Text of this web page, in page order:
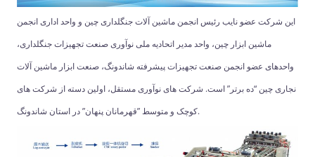
این شرکت عضو نایب رئیس انجمن ماشین آلات جنگلداری چین و واحد اداری انجمن
ماشین ابزار چین، واحد مدیر اتحادیه ملی نوآوری صنعت تجهیزات جنگلداری،
واحدهای عضو انجمن صنعت تجهیزات پیشرفته شاندونگ، صنعت ابزار ماشین آلات
نجاری چین “ده برتر” است. شرکت های نوآوری مستقل، اولین دسته از شرکت های
کوچک و متوسط ​​”قهرمانان پنهان” در استان شاندونگ.